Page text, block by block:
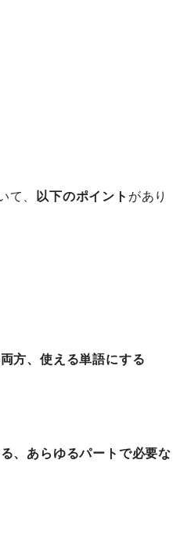
て、 以下のポイント があり
方、使える単語にする
、あらゆるパートで必要な